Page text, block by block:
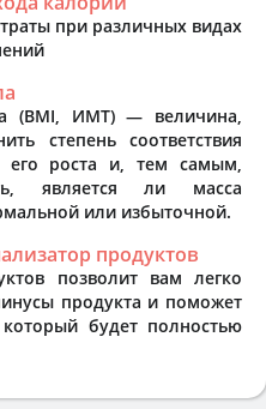
при различных видах
(BMI, ИМТ) — величина,
степень соответствия
его роста и, тем самым,
является ли масса
или избыточной.
продуктов
позволит вам легко
продукта и поможет
будет полностью